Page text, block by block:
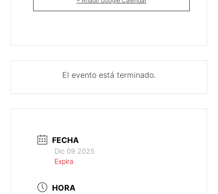
El evento está terminado.
FECHA
Dic 09 2025
Expira
HORA